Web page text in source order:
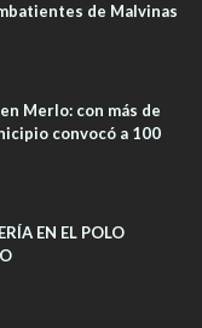
de Malvinas
Merlo: con más de
convocó a 100
EN EL POLO